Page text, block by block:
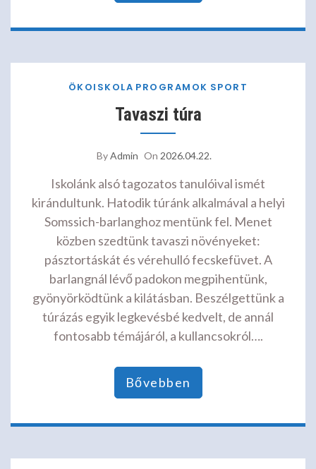
ÖKOISKOLA PROGRAMOK SPORT
Tavaszi túra
ByAdmin On 2026.04.22.
Iskolánk alsó tagozatos tanulóival ismét
kirándultunk. Hatodik túránk alkalmával a helyi
Somssich-barlanghoz mentünk fel. Menet
közben szedtünk tavaszi növényeket:
pásztortáskát és vérehulló fecskefüvet. A
barlangnál lévő padokon megpihentünk,
gyönyörködtünk a kilátásban. Beszélgettünk a
túrázás egyik legkevésbé kedvelt, de annál
fontosabb témájáról, a kullancsokról….
Bővebben